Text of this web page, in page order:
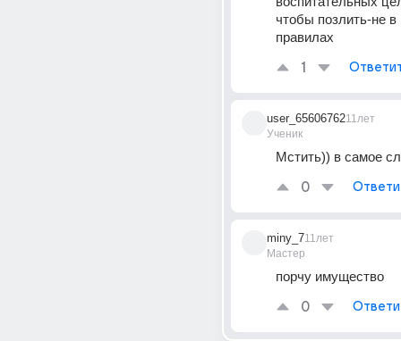
чтобы позлить-не в
правилах
1
user_65606762
Ученик
11лет
Мстить)) в самое
0
miny_7
Мастер
11лет
порчу имущество
0